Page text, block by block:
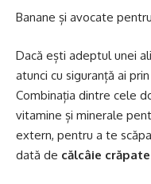
Banane și avocate pentru
Dacă ești adeptul unei
atunci cu siguranță ai
Combinația dintre cele
vitamine și minerale
extern, pentru a te
dată de călcâie crăpate